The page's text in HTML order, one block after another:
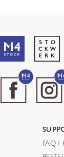
FAQ /